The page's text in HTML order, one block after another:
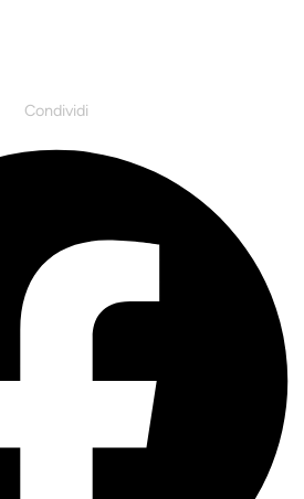
Condividi